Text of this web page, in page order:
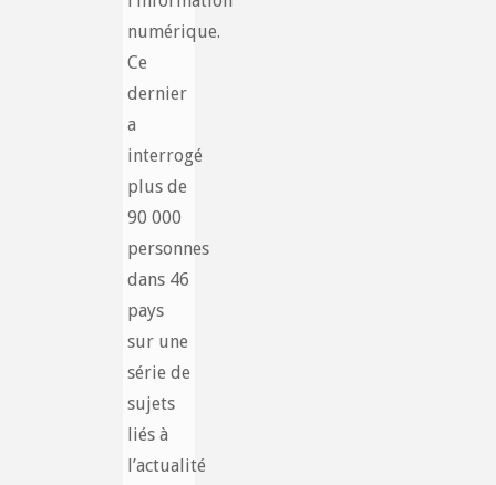
numérique.
Ce
dernier
a
interrogé
plus de
90 000
personnes
dans 46
pays
sur une
série de
sujets
liés à
l’actualité